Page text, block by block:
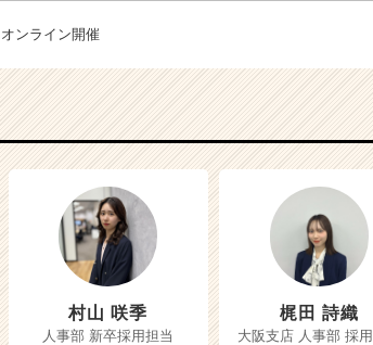
オンライン開催
村山 咲季
人事部 新卒採用担当
梶田 詩織
大阪支店 人事部 採